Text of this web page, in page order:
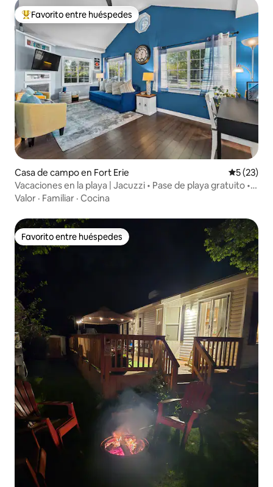
De los mejores en Favorito entre huéspedes
Favorito entre huéspedes
Casa de campo en Fort Erie
5 (23)
Vacaciones en la playa | Jacuzzi • Pase de playa gratuito •
Capacidad para 6 personas
Valor · Familiar · Cocina
Favorito entre huéspedes
Favorito entre huéspedes